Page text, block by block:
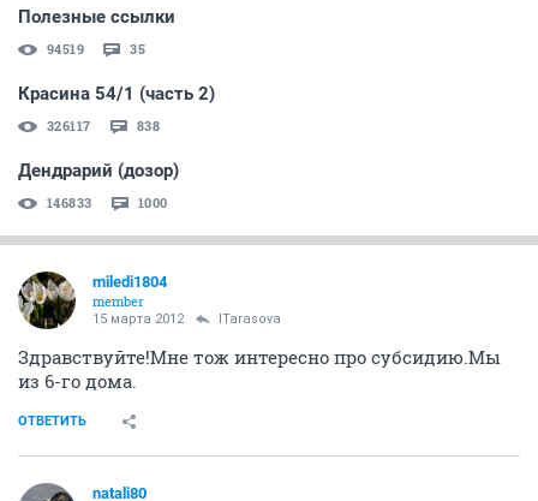
Полезные ссылки
94519 35
Красина 54/1 (часть 2)
326117 838
Дендрарий (дозор)
146833 1000
miledi1804
member
15 марта 2012 ITarasova
Здравствуйте!Мне тож интересно про субсидию.Мы
из 6-го дома.
ОТВЕТИТЬ
natali80